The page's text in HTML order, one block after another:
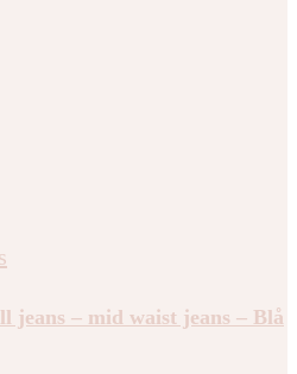
jeans – mid waist jeans – Blå